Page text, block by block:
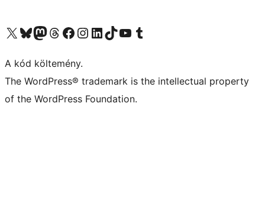
Visit our X (formerly Twitter) account
Visit our Bluesky account
Twitter csatornánk
Visit our Threads account
Facebook oldalunk megtekintése
Visit our Instagram account
Visit our LinkedIn account
Visit our TikTok account
Visit our YouTube channel
Visit our Tumblr account
A kód költemény.
The WordPress® trademark is the intellectual property
of the WordPress Foundation.